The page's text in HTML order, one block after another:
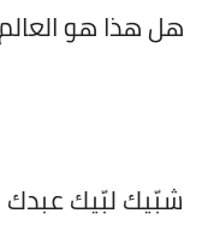
هل هذا هو
شبّيك لبّيك عبدك